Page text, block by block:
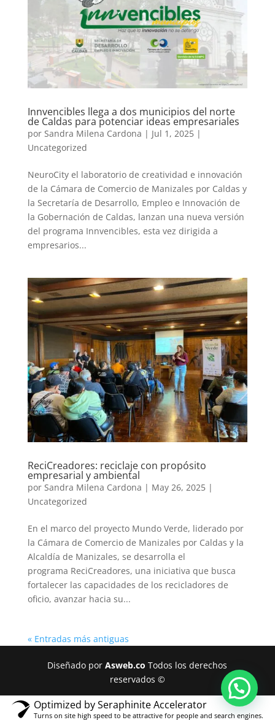
Innvencibles llega a dos municipios del norte
de Caldas para potenciar ideas empresariales
por Sandra Milena Cardona | Jul 1, 2025|
Uncategorized
NeuroCity el laboratorio de creatividad e innovación
de la Cámara de Comercio de Manizales por Caldas y
la Secretaría de Desarrollo, Empleo e Innovación de
la Gobernación de Caldas, lanzan una nueva versión
del programa Innvencibles, esta vez dirigida a
empresarios...
ReciCreadores: reciclaje con propósito
empresarial y ambiental
por Sandra Milena Cardona | May 26, 2025|
Uncategorized
En el marco del proyecto Mundo Verde, liderado por
la Cámara de Comercio de Manizales por Caldas y la
Alcaldía de Manizales, se desarrolla el
programa ReciCreadores, una iniciativa que busca
fortalecer las capacidades de los recicladores de
oficio, avanzar hacia su...
« Entradas más antiguas
Diseñado porAsweb.coTodos los derechos
reservados ©
Optimized by Seraphinite Accelerator
Turns on site high speed to be attractive for people and search engines.